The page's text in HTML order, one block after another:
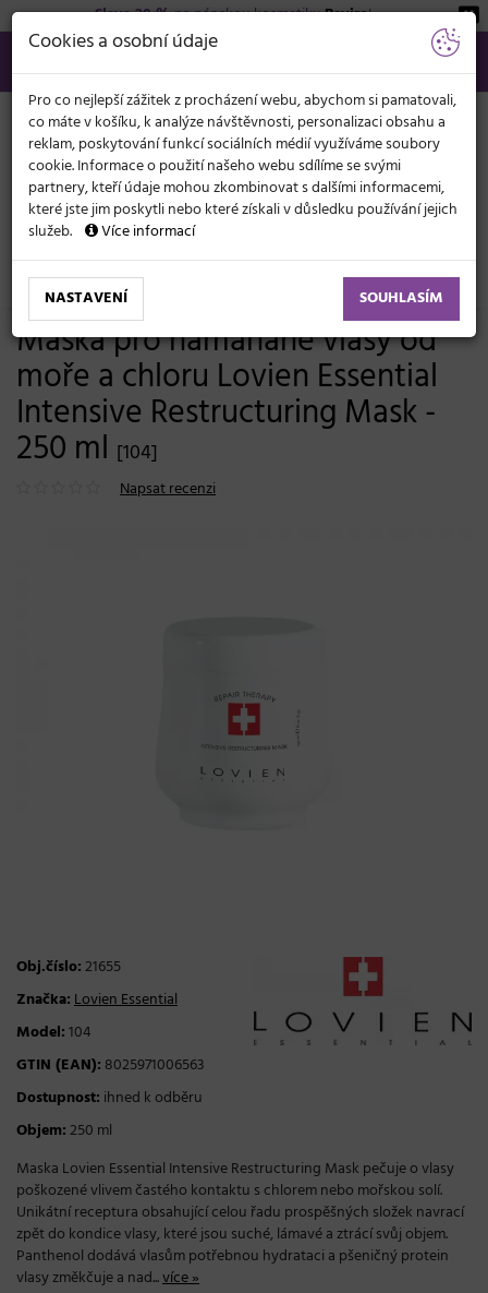
Sleva 20 %na pánskou kosmetikuBeviro!
566 440 099
info@svetkadernictvi.cz
Po−pá: 8−17
Vše o nákupu Kč
KATEGORIE
MENU
Vlasová kosmetika
Masky a péče
Velmi suché, poškozené vlasy
Maska pro namáhané vlasy od
moře a chloru Lovien Essential
Intensive Restructuring Mask -
250 ml [104]
Napsat recenzi
Obj.číslo:21655
Značka:Lovien Essential
Model:104
GTIN (EAN): 8025971006563
Dostupnost: ihned k odběru
Objem:250 ml
Maska Lovien Essential Intensive Restructuring Mask pečuje o vlasy
poškozené vlivem častého kontaktu s chlorem nebo mořskou solí.
Unikátní receptura obsahující celou řadu prospěšných složek navrací
zpět do kondice vlasy, které jsou suché, lámavé a ztrácí svůj objem.
Panthenol dodává vlasům potřebnou hydrataci a pšeničný protein
vlasy změkčuje a nad...více »
Cookies a osobní údaje
Pro co nejlepší zážitek z procházení webu, abychom si pamatovali,
co máte v košíku, k analýze návštěvnosti, personalizaci obsahu a
reklam, poskytování funkcí sociálních médií využíváme soubory
cookie. Informace o použití našeho webu sdílíme se svými
partnery, kteří údaje mohou zkombinovat s dalšími informacemi,
které jste jim poskytli nebo které získali v důsledku používání jejich
služeb.
Více informací
NASTAVENÍ SOUHLASÍM